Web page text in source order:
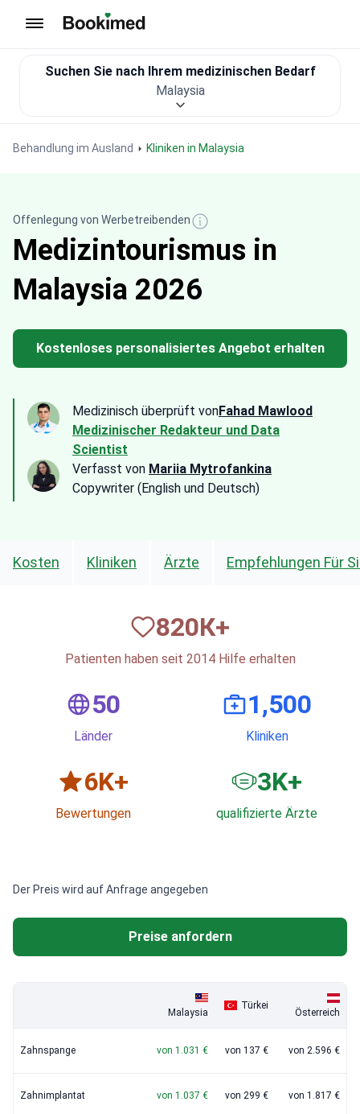
Behandlung im Ausland Kliniken in Malaysia
Suchen Sie nach Ihrem medizinischen Bedarf
Malaysia
Offenlegung von Werbetreibenden
Medizintourismus in
Malaysia 2026
Kostenloses personalisiertes Angebot erhalten
Medizinisch überprüft vonFahad Mawlood
Medizinischer Redakteur und Data
Scientist
Verfasst von Mariia Mytrofankina
Copywriter (English und Deutsch)
Kosten Kliniken Ärzte Empfehlungen Für
820К+
Patienten haben seit 2014 Hilfe erhalten
50
Länder
1,500
Kliniken
6K+
Bewertungen
3K+
qualifizierte Ärzte
Der Preis wird auf Anfrage angegeben
Preise anfordern
Malaysia
Türkei
Österreich
Zahnspange von 1.031 € von 137 € von 2.596 €
Zahnimplantat von 1.037 € von 299 € von 1.817 €